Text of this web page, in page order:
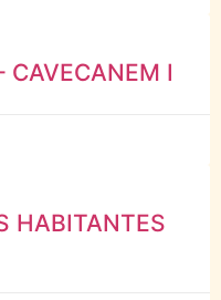
CAVECANEM I
HABITANTES